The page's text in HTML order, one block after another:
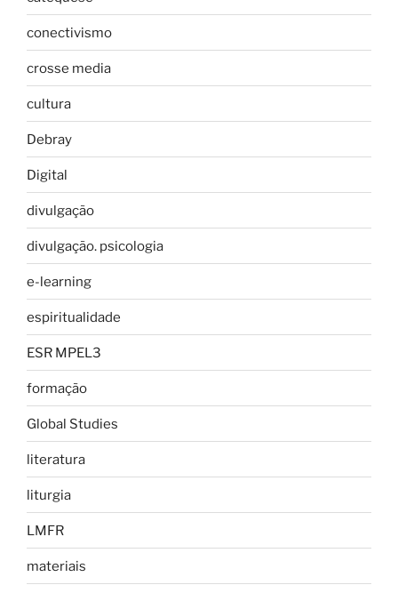
conectivismo
crosse media
cultura
Debray
Digital
divulgação
divulgação. psicologia
e-learning
espiritualidade
ESR MPEL3
formação
Global Studies
literatura
liturgia
LMFR
materiais